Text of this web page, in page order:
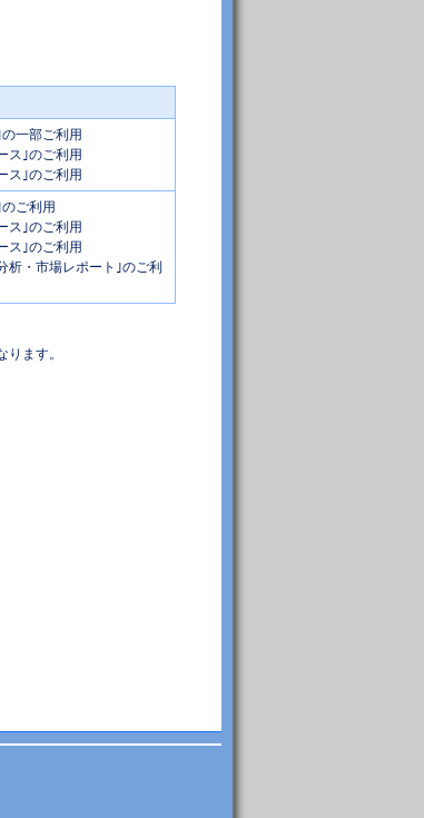
一部ご利用
ス｣のご利用
ス｣のご利用
ご利用
ス｣のご利用
ス｣のご利用
析・市場レポート｣のご利
ます。